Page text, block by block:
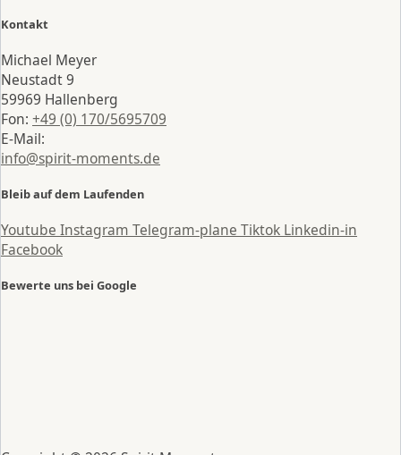
Kontakt
Michael Meyer
Neustadt 9
59969 Hallenberg
Fon: +49 (0) 170/5695709
E-Mail:
info@spirit-moments.de
Bleib auf dem Laufenden
Youtube Instagram Telegram-plane Tiktok Linkedin-in
Facebook
Bewerte uns bei Google